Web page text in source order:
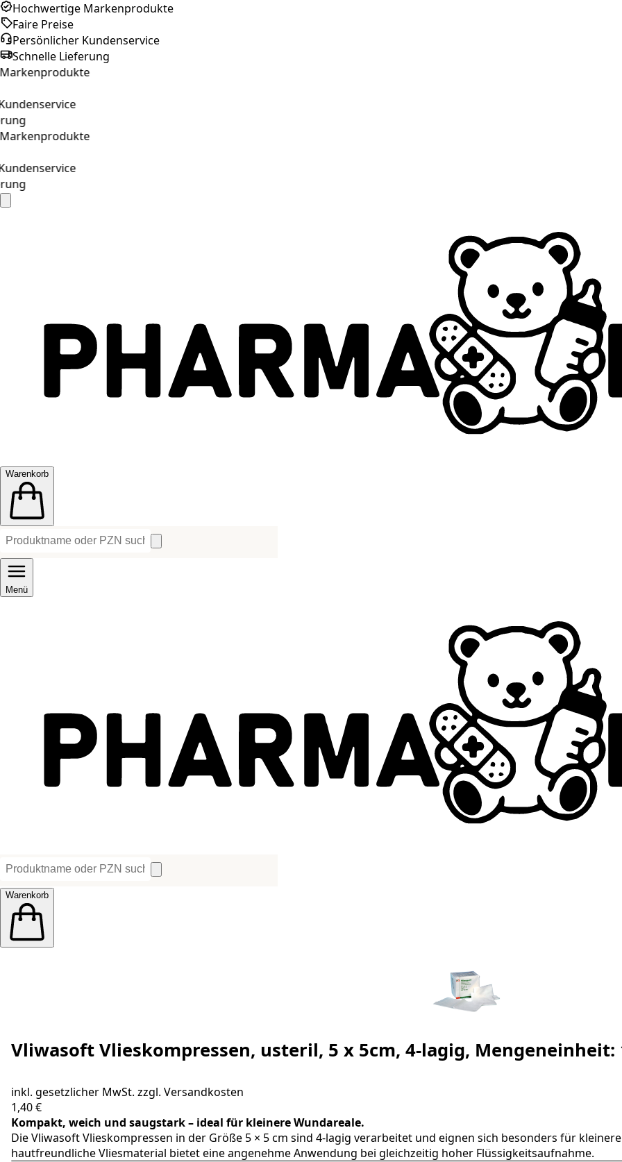
Hochwertige Markenprodukte
Faire Preise
Persönlicher Kundenservice
Schnelle Lieferung
Warenkorb
Menü
Warenkorb
Vliwasoft Vlieskompressen, usteril, 5 x 5cm, 4-lagig, Mengeneinheit:
inkl. gesetzlicher MwSt. zzgl. Versandkosten
1,40 €
Kompakt, weich und saugstark – ideal für kleinere Wundareale.
Die Vliwasoft Vlieskompressen in der Größe 5 × 5 cm sind 4-lagig verarbeitet und eignen sich besonders für
hautfreundliche Vliesmaterial bietet eine angenehme Anwendung bei gleichzeitig hoher Flüssigkeitsaufnahme.